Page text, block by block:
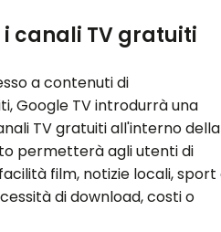
canali TV gratuiti
a contenuti di
Google TV introdurrà una
TV gratuiti all'interno della
permetterà agli utenti di
film, notizie locali, sport
di download, costi o